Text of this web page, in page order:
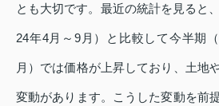
とも大切です。最近の統計を見ると
24年4月～9月）と比較して今半期
月）では価格が上昇しており、土地
変動があります。こうした変動を前